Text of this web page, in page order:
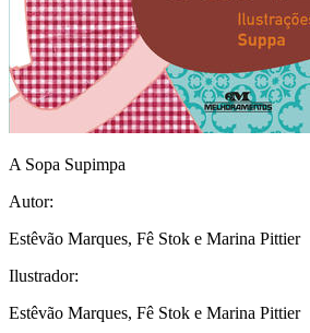
A Sopa Supimpa
Autor:
Estêvão Marques, Fê Stok e Marina Pittier
Ilustrador:
Estêvão Marques, Fê Stok e Marina Pittier